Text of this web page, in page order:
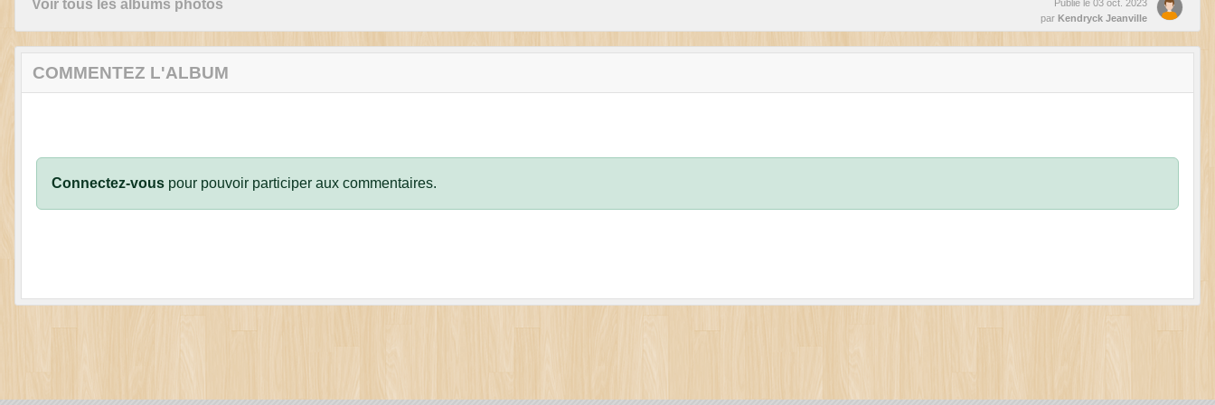
Voir tous les albums photos Publié le 03 oct. 2023
par Kendryck Jeanville
COMMENTEZ L'ALBUM
Connectez-vous pour pouvoir participer aux commentaires.